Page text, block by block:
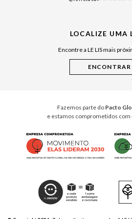
Cuidados Casa
LOCALIZE UMA
Encontre a LE LIS mais
Fazemos parte do Pacto
e estamos comprometidos